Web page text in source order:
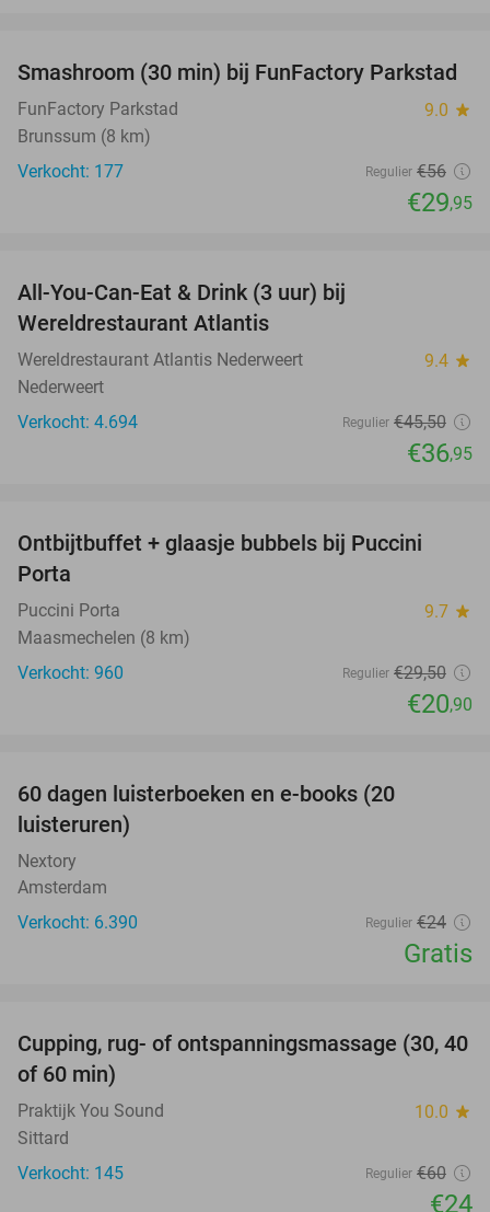
47%
Smashroom (30 min) bij FunFactory Parkstad
FunFactory Parkstad 9.0 star
Brunssum (8 km)
Verkocht: 177
Regulier €56
€29,95
All-You-Can-Eat & Drink (3 uur) bij
Wereldrestaurant Atlantis
Wereldrestaurant Atlantis Nederweert 9.4 star
Nederweert
Verkocht: 4.694
Regulier €45,50
€36,95
Ontbijtbuffet + glaasje bubbels bij Puccini
Porta
Puccini Porta 9.7 star
Maasmechelen (8 km)
Verkocht: 960
Regulier €29,50
€20,90
60 dagen luisterboeken en e-books (20
luisteruren)
Nextory
Amsterdam
Verkocht: 6.390
Regulier €24
Gratis
60%
Cupping, rug- of ontspanningsmassage (30, 40
of 60 min)
Praktijk You Sound 10.0 star
Sittard
Verkocht: 145
Regulier €60
€24